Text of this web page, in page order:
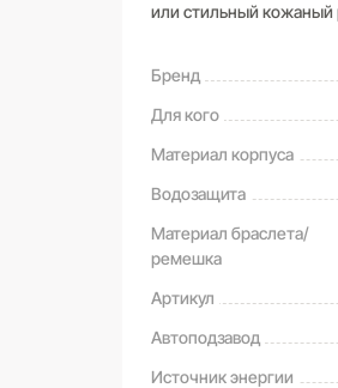
или стильный
Бренд
Для кого
Материал корпуса
Водозащита
Материал браслета/
ремешка
Артикул
Автоподзавод
Источник энергии